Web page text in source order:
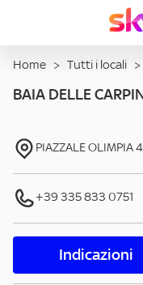
Home > Tutti i locali >
BAIA DELLE
PIAZZALE OLIMPIA
+39 335 833 0751
Indicazioni